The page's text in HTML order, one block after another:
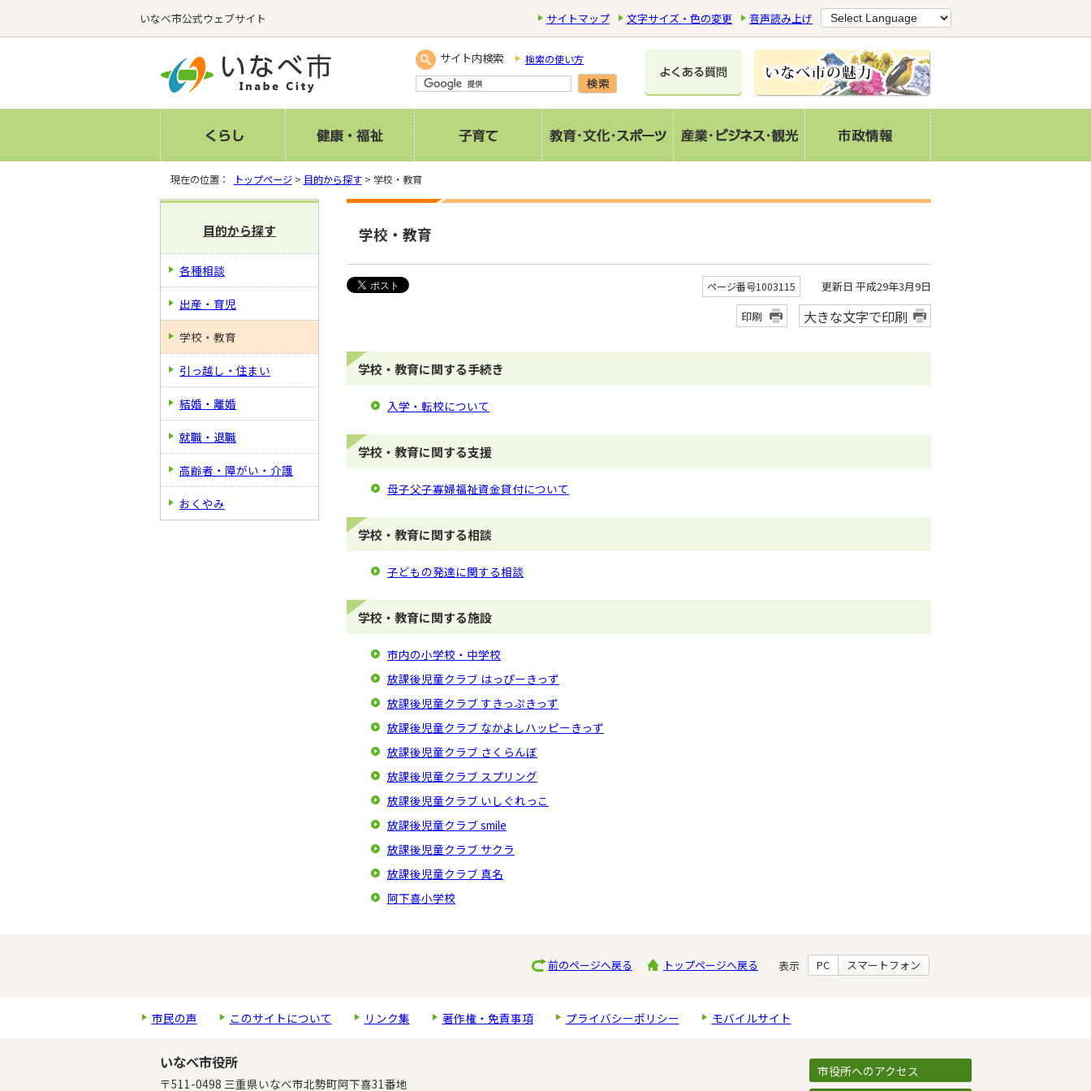
いなべ市公式ウェブサイト サイトマップ 文字サイズ・色の変更 音声読み上げ
サイト内検索 検索の使い方
現在の位置： トップページ> 目的から探す> 学校・教育
学校・教育
ページ番号1003115
更新日 平成29年3月9日
印刷
大きな文字で印刷
学校・教育に関する手続き
入学・転校について
学校・教育に関する支援
母子父子寡婦福祉資金貸付について
学校・教育に関する相談
子どもの発達に関する相談
学校・教育に関する施設
市内の小学校・中学校
放課後児童クラブ はっぴーきっず
放課後児童クラブ すきっぷきっず
放課後児童クラブ なかよしハッピーきっず
放課後児童クラブ さくらんぼ
放課後児童クラブ スプリング
放課後児童クラブ いしぐれっこ
放課後児童クラブ smile
放課後児童クラブ サクラ
放課後児童クラブ 真名
阿下喜小学校
目的から探す
各種相談
出産・育児
学校・教育
引っ越し・住まい
結婚・離婚
就職・退職
高齢者・障がい・介護
おくやみ
前のページへ戻る トップページへ戻る 表示 PC スマートフォン
市民の声 このサイトについて リンク集 著作権・免責事項 プライバシーポリシー モバイルサイト
いなべ市役所
〒511-0498 三重県いなべ市北勢町阿下喜31番地
市役所へのアクセス